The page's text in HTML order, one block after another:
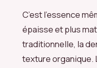
C’est l’essence
épaisse et plus
traditionnelle, la
texture organique.